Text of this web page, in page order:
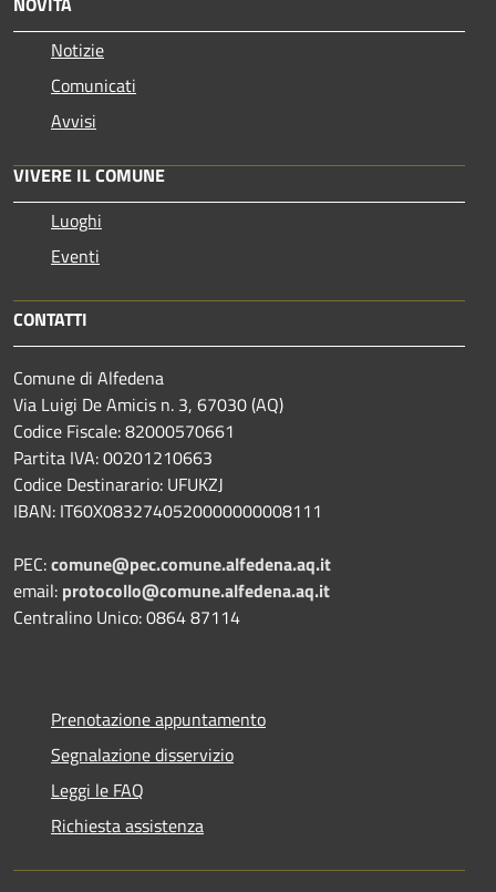
Notizie
Comunicati
Avvisi
VIVERE IL COMUNE
Luoghi
Eventi
CONTATTI
Comune di Alfedena
Via Luigi De Amicis n. 3, 67030 (AQ)
Codice Fiscale: 82000570661
Partita IVA: 00201210663
Codice Destinarario: UFUKZJ
IBAN: IT60X0832740520000000008111
PEC:comune@pec.comune.alfedena.aq.it
email: protocollo@comune.alfedena.aq.it
Centralino Unico: 0864 87114
Prenotazione appuntamento
Segnalazione disservizio
Leggi le FAQ
Richiesta assistenza